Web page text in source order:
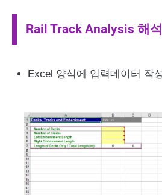
Rail Track Analysis 해
Excel 양식에 입력데이터 작